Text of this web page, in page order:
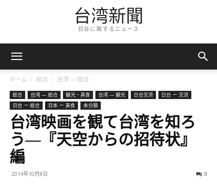
台湾新聞
日台に関するニュース
ホーム 総合 台湾 — 総合
総合 台湾 — 総合 観光・美食 台湾 — 観光 日台交流
日台 ー 交流
日台 ー 総合
日本 ー 美食 未分類
台湾映画を観て台湾を知ろ
う―『天空からの招待状』
編
2014年10月8日 0